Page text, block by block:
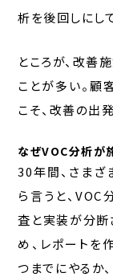
析を後回しにし
ところが、改善
ことが多い。顧
こそ、改善の出
なぜVOC分析が
30年間、さま
ら言うと、
査と実装が分断
め、レポートを
つまでにやるか